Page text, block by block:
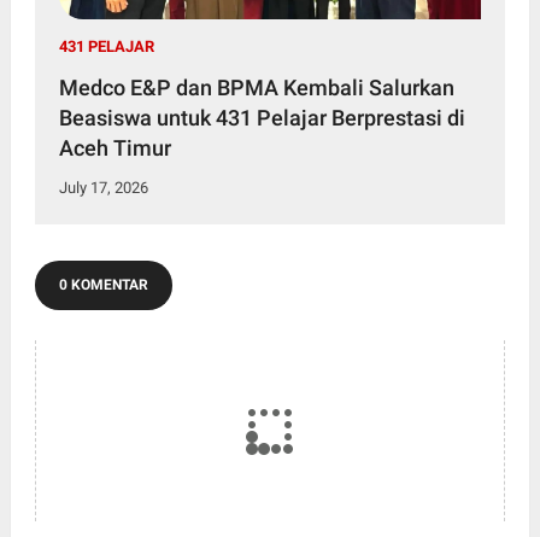
431 PELAJAR
Medco E&P dan BPMA Kembali Salurkan
Beasiswa untuk 431 Pelajar Berprestasi di
Aceh Timur
July 17, 2026
0 KOMENTAR